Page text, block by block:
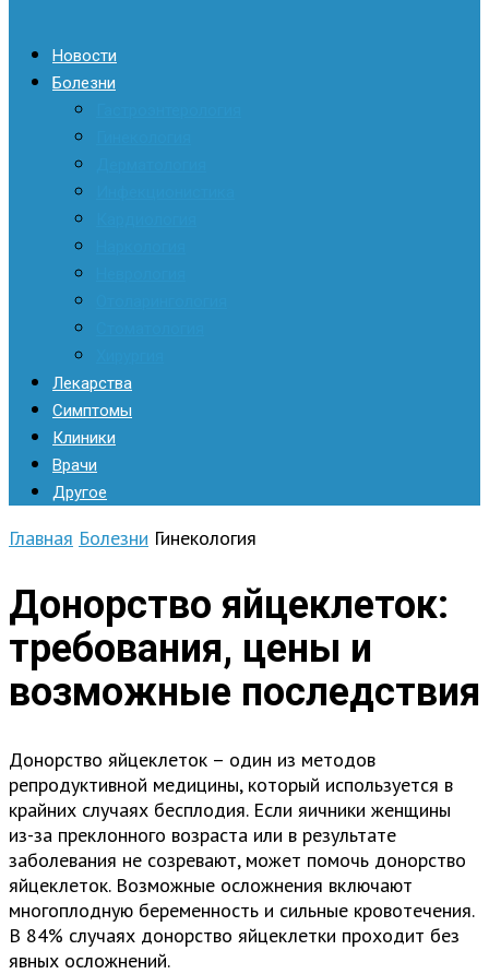
Новости
Болезни
Лекарства
Симптомы
Клиники
Врачи
Другое
Главная Болезни Гинекология
Донорство яйцеклеток:
требования, цены и
возможные последствия
Донорство яйцеклеток – один из методов
репродуктивной медицины, который используется в
крайних случаях бесплодия. Если яичники женщины
из-за преклонного возраста или в результате
заболевания не созревают, может помочь донорство
яйцеклеток. Возможные осложнения включают
многоплодную беременность и сильные кровотечения.
В 84% случаях донорство яйцеклетки проходит без
явных осложнений.